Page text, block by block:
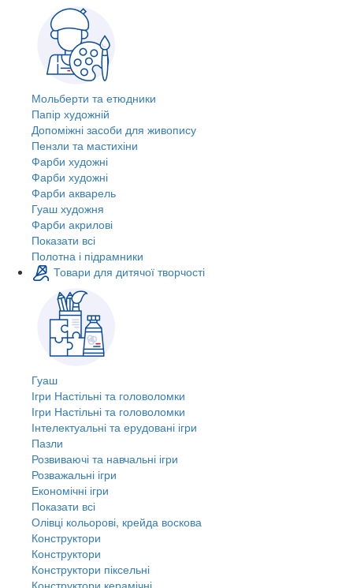
Мольберти та етюдники
Папір художній
Допоміжні засоби для живопису
Пензли та мастихіни
Фарби художні
Фарби художні
Фарби акварель
Гуаш художня
Фарби акрилові
Показати всі
Полотна і підрамники
Товари для дитячої творчості
Гуаш
Ігри Настільні та головоломки
Ігри Настільні та головоломки
Інтелектуальні та ерудовані ігри
Пазли
Розвиваючі та навчальні ігри
Розважальні ігри
Економічні ігри
Показати всі
Олівці кольорові, крейда воскова
Конструктори
Конструктори
Конструктори піксельні